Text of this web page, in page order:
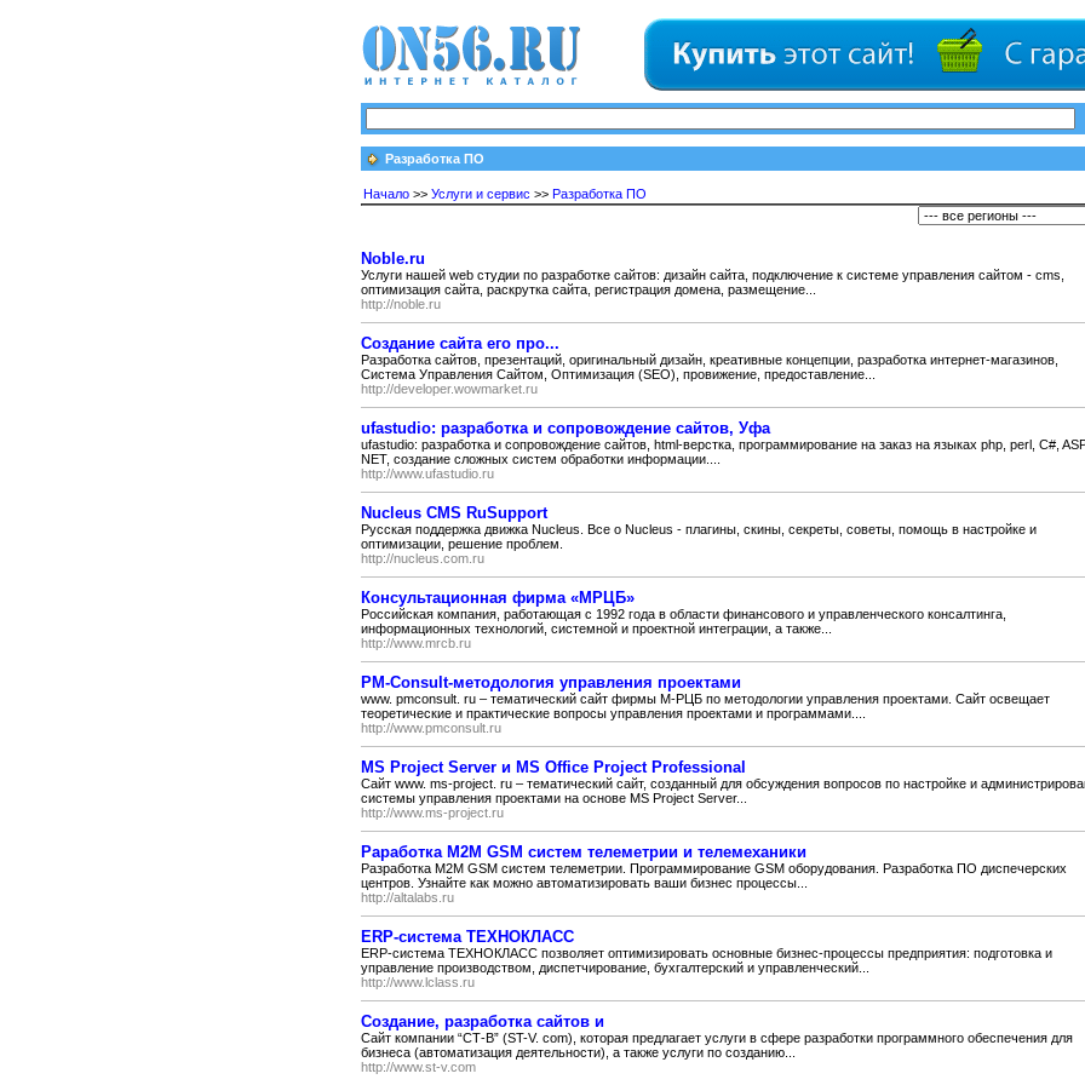
Разработка ПО
Начало >> Услуги и сервис >> Разработка ПО
Noble.ru
Услуги нашей web студии по разработке сайтов: дизайн сайта, подключение к системе управления сайтом - cms,
оптимизация сайта, раскрутка сайта, регистрация домена, размещение...
http://noble.ru
Создание сайта его про...
Разработка сайтов, презентаций, оригинальный дизайн, креативные концепции, разработка интернет-магазинов,
Система Управления Сайтом, Оптимизация (SEO), провижение, предоставление...
http://developer.wowmarket.ru
ufastudio: разработка и сопровождение сайтов, Уфа
ufastudio: разработка и сопровождение сайтов, html-верстка, программирование на заказ на языках php, perl, C#,
NET, создание сложных систем обработки информации....
http://www.ufastudio.ru
Nucleus CMS RuSupport
Русская поддержка движка Nucleus. Все о Nucleus - плагины, скины, секреты, советы, помощь в настройке и
оптимизации, решение проблем.
http://nucleus.com.ru
Консультационная фирма «МРЦБ»
Российская компания, работающая с 1992 года в области финансового и управленческого консалтинга,
информационных технологий, системной и проектной интеграции, а также...
http://www.mrcb.ru
PM-Consult-методология управления проектами
www. pmconsult. ru – тематический сайт фирмы М-РЦБ по методологии управления проектами. Сайт освещает
теоретические и практические вопросы управления проектами и программами....
http://www.pmconsult.ru
MS Project Server и MS Office Project Professional
Сайт www. ms-project. ru – тематический сайт, созданный для обсуждения вопросов по настройке и
системы управления проектами на основе MS Project Server...
http://www.ms-project.ru
Раработка M2M GSM систем телеметрии и телемеханики
Разработка M2M GSM систем телеметрии. Программирование GSM оборудования. Разработка ПО диспечерских
центров. Узнайте как можно автоматизировать ваши бизнес процессы...
http://altalabs.ru
ERP-система ТЕХНОКЛАСС
ERP-система ТЕХНОКЛАСС позволяет оптимизировать основные бизнес-процессы предприятия: подготовка и
управление производством, диспетчирование, бухгалтерский и управленческий...
http://www.lclass.ru
Создание, разработка сайтов и
Сайт компании “СТ-В” (ST-V. com), которая предлагает услуги в сфере разработки программного обеспечения для
бизнеса (автоматизация деятельности), а также услуги по созданию...
http://www.st-v.com